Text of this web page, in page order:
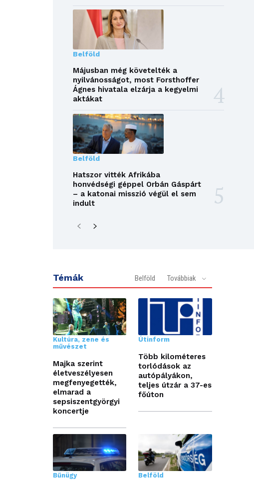
Belföld
Májusban még követelték a
nyilvánosságot, most Forsthoffer
Ágnes hivatala elzárja a kegyelmi
aktákat
Belföld
Hatszor vitték Afrikába
honvédségi géppel Orbán Gáspárt
– a katonai misszió végül el sem
indult
Témák Belföld Továbbiak
Kultúra, zene és
művészet
Majka szerint
életveszélyesen
megfenyegették,
elmarad a
sepsiszentgyörgyi
koncertje
Útinform
Több kilométeres
torlódások az
autópályákon,
teljes útzár a 37-es
főúton
Bűnügy Belföld